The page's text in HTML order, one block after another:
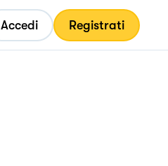
Accedi Registrati